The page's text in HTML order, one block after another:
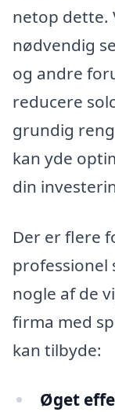
netop dette.
nødvendig
og andre
reducere
grundig
kan yde
din
Der er flere
professionel
nogle af de
firma med
kan tilbyde:
Øget